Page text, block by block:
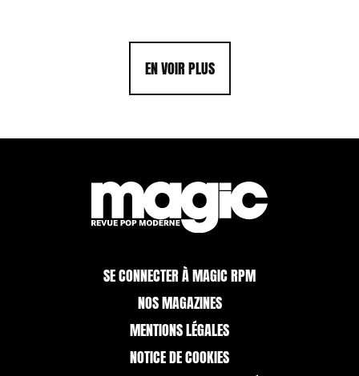
EN VOIR PLUS
SE CONNECTER À MAGIC RPM
NOS MAGAZINES
MENTIONS LÉGALES
NOTICE DE COOKIES